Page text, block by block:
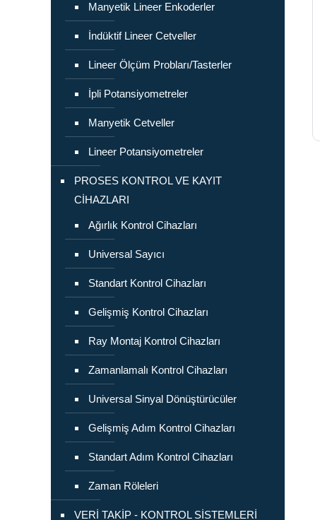
Manyetik Lineer Enkoderler
İndüktif Lineer Cetveller
Lineer Ölçüm Probları/Tasterler
İpli Potansiyometreler
Manyetik Cetveller
Lineer Potansiyometreler
PROSES KONTROL VE KAYIT
CİHAZLARI
Ağırlık Kontrol Cihazları
Universal Sayıcı
Standart Kontrol Cihazları
Gelişmiş Kontrol Cihazları
Ray Montaj Kontrol Cihazları
Zamanlamalı Kontrol Cihazları
Universal Sinyal Dönüştürücüler
Gelişmiş Adım Kontrol Cihazları
Standart Adım Kontrol Cihazları
Zaman Röleleri
VERİ TAKİP - KONTROL SİSTEMLERİ